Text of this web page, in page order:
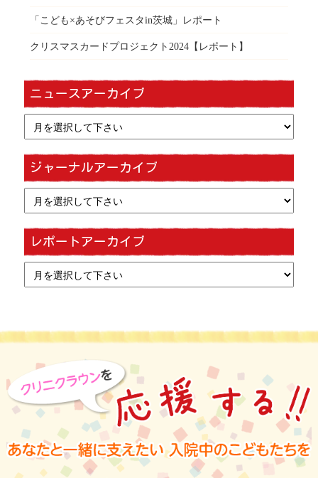
「こども×あそびフェスタin茨城」レポート
クリスマスカードプロジェクト2024【レポート】
ニュースアーカイブ
ジャーナルアーカイブ
レポートアーカイブ